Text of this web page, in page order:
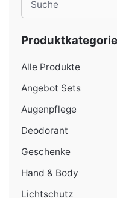
for
Alle Produkte
Angebot Sets
Augenpflege
Deodorant
Geschenke
Hand & Body
Lichtschutz